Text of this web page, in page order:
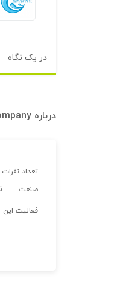
در یک نگاه
درباره
تعداد نفرات:
صنعت:
فعالیت